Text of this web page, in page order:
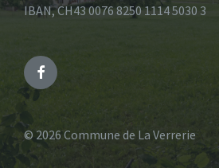
IBAN, CH43 0076 8250 1114 5030 3
Facebook
© 2026 Commune de La Verrerie